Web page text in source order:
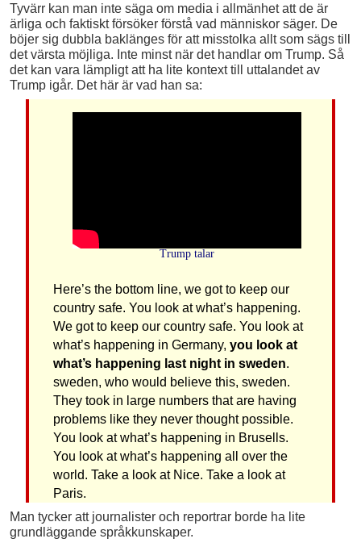
Tyvärr kan man inte säga om media i allmänhet att de är
ärliga och faktiskt försöker förstå vad människor säger. De
böjer sig dubbla baklänges för att misstolka allt som sägs till
det värsta möjliga. Inte minst när det handlar om Trump. Så
det kan vara lämpligt att ha lite kontext till uttalandet av
Trump igår. Det här är vad han sa:
Trump talar
Here’s the bottom line, we got to keep our
country safe. You look at what’s happening.
We got to keep our country safe. You look at
what’s happening in Germany, you look at
what’s happening last night in sweden.
sweden, who would believe this, sweden.
They took in large numbers that are having
problems like they never thought possible.
You look at what’s happening in Brusells.
You look at what’s happening all over the
world. Take a look at Nice. Take a look at
Paris.
Man tycker att journalister och reportrar borde ha lite
grundläggande språkkunskaper.